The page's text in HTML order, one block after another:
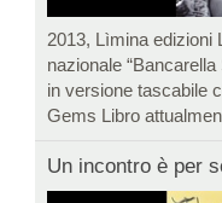
2013, Lìmina edizioni
nazionale
in versione tascabile
Gems Libro
Un incontro è per